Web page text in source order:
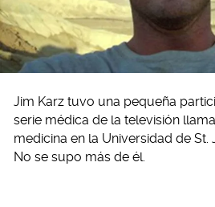
Jim Karz tuvo una pequeña
serie médica de la televisión
medicina en la Universidad de St.
No se supo más de él.